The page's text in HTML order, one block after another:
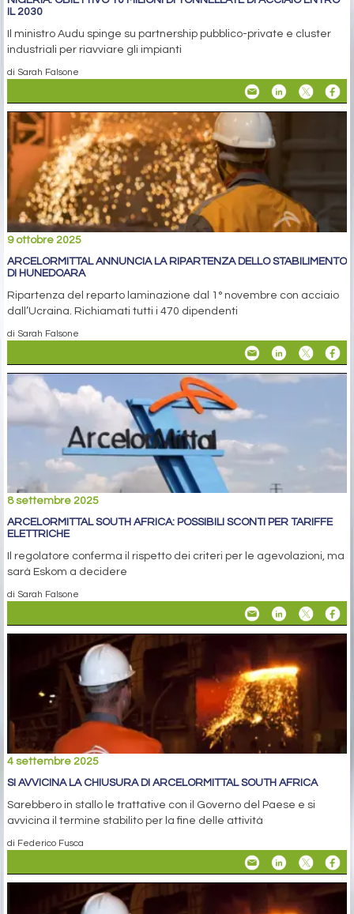
IL 2030
Il ministro Audu spinge su partnership pubblico-private e cluster
industriali per riavviare gli impianti
di Sarah Falsone
9 ottobre 2025
ARCELORMITTAL ANNUNCIA LA RIPARTENZA DELLO STABILIMENTO
DI HUNEDOARA
Ripartenza del reparto laminazione dal 1° novembre con acciaio
dall’Ucraina. Richiamati tutti i 470 dipendenti
di Sarah Falsone
8 settembre 2025
ARCELORMITTAL SOUTH AFRICA: POSSIBILI SCONTI PER TARIFFE
ELETTRICHE
Il regolatore conferma il rispetto dei criteri per le agevolazioni, ma
sarà Eskom a decidere
di Sarah Falsone
4 settembre 2025
SI AVVICINA LA CHIUSURA DI ARCELORMITTAL SOUTH AFRICA
Sarebbero in stallo le trattative con il Governo del Paese e si
avvicina il termine stabilito per la fine delle attività
di Federico Fusca